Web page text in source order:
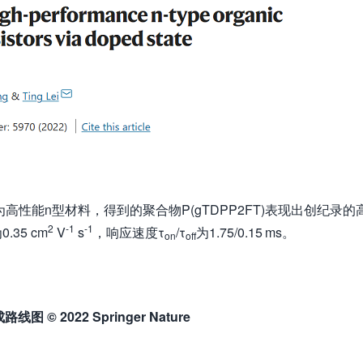
性能n型材料，得到的聚合物P(gTDPP2FT)表现出创纪录的
cm2 V-1 s-1 ，响应速度τon/τoff为1.75/0.15 ms。
路线图 © 2022 Springer Nature